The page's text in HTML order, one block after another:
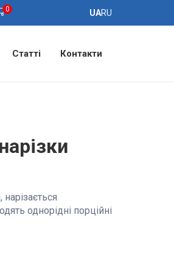
0 UARU
Статті Контакти
однорідні порційні